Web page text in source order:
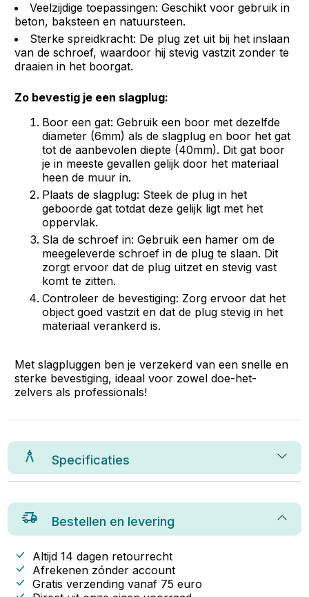
Veelzijdige toepassingen: Geschikt voor gebruik in
beton, baksteen en natuursteen.
Sterke spreidkracht: De plug zet uit bij het inslaan
van de schroef, waardoor hij stevig vastzit zonder te
draaien in het boorgat.
Zo bevestig je een slagplug:
Boor een gat: Gebruik een boor met dezelfde
diameter (6mm) als de slagplug en boor het gat
tot de aanbevolen diepte (40mm). Dit gat boor
je in meeste gevallen gelijk door het materiaal
heen de muur in.
Plaats de slagplug: Steek de plug in het
geboorde gat totdat deze gelijk ligt met het
oppervlak.
Sla de schroef in: Gebruik een hamer om de
meegeleverde schroef in de plug te slaan. Dit
zorgt ervoor dat de plug uitzet en stevig vast
komt te zitten.
Controleer de bevestiging: Zorg ervoor dat het
object goed vastzit en dat de plug stevig in het
materiaal verankerd is.
Met slagpluggen ben je verzekerd van een snelle en
sterke bevestiging, ideaal voor zowel doe-het-
zelvers als professionals!
Specificaties
Bestellen en levering
Altijd 14 dagen retourrecht
Afrekenen zónder account
Gratis verzending vanaf 75 euro